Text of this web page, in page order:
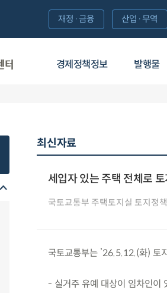
경제정책정보 발행물
재정·금융 산업·무역
최신자료
세입자 있는 주택 전체로
국토교통부 주택토지실 토지정
국토교통부는 ’26.5.12.(화) 토
- 실거주 유예 대상이 임차인이